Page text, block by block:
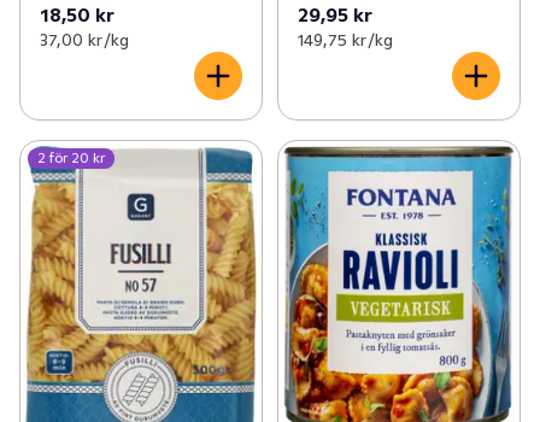
18,50 kr
37,00 kr /kg
29,95 kr
149,75 kr /kg
2 för 20 kr